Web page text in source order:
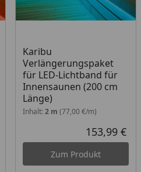
Preis
Karibu
Verlängerungspaket
für LED-Lichtband für
Innensaunen (200 cm
Länge)
Inhalt: 2 m (77,00 €/m)
153,99 €
Zum Produkt